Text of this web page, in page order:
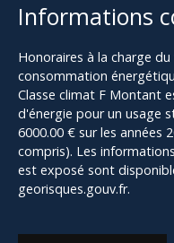
Informations
Honoraires à la charge
consommation
Classe climat F Montant
d'énergie pour un usage
6000.00 € sur les années
compris). Les
est exposé sont
georisques.gouv.fr.